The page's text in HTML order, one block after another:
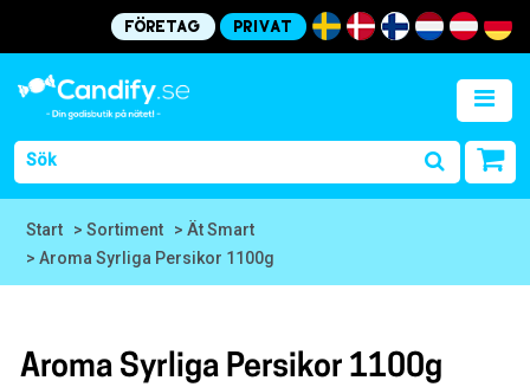
Företag Privat
Start > Sortiment
> Ät Smart
> Aroma Syrliga Persikor 1100g
Aroma Syrliga Persikor 1100g